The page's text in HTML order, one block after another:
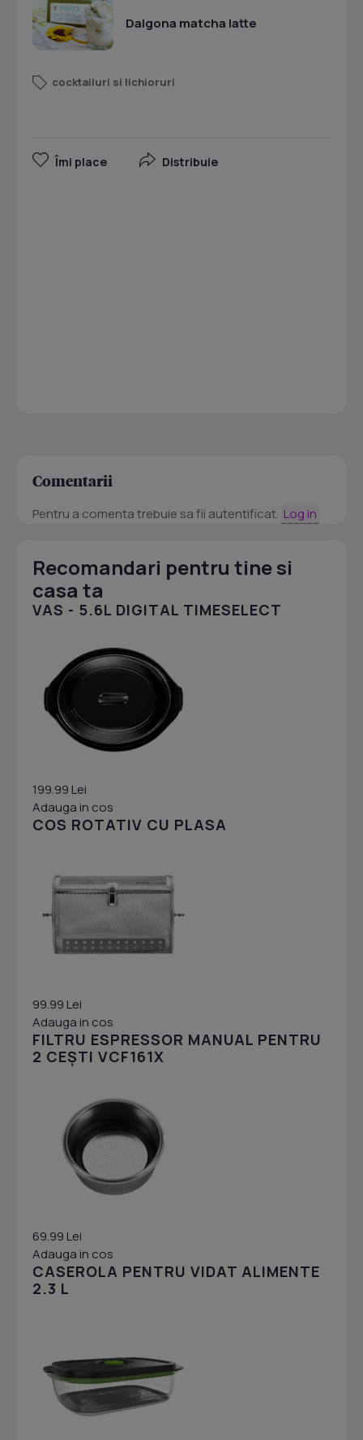
Dalgona matcha latte
cocktailuri si lichioruri
Îmi place Distribuie
Comentarii
Pentru a comenta trebuie sa fii autentificat. Log in
Recomandari pentru tine si
casa ta
VAS - 5.6L DIGITAL TIMESELECT
199.99 Lei
Adauga in cos
COS ROTATIV CU PLASA
99.99 Lei
Adauga in cos
FILTRU ESPRESSOR MANUAL PENTRU
2 CEȘTI VCF161X
69.99 Lei
Adauga in cos
CASEROLA PENTRU VIDAT ALIMENTE
2.3 L